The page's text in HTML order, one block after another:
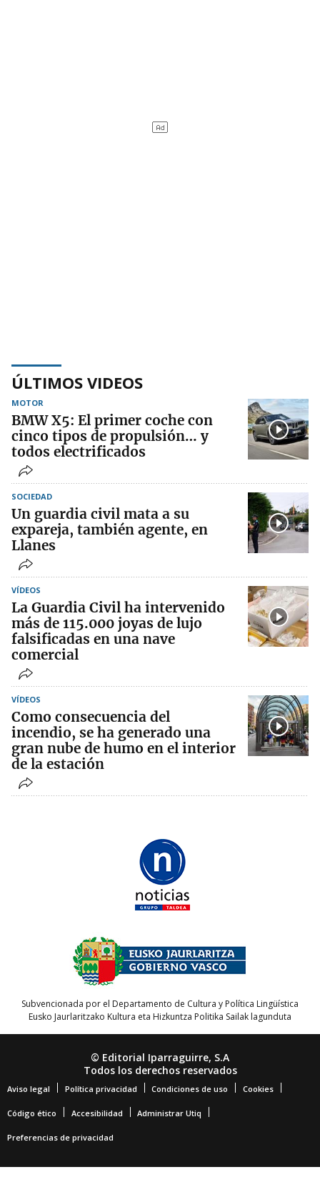
ÚLTIMOS VIDEOS
MOTOR
BMW X5: El primer coche con
cinco tipos de propulsión… y
todos electrificados
SOCIEDAD
Un guardia civil mata a su
expareja, también agente, en
Llanes
VÍDEOS
La Guardia Civil ha intervenido
más de 115.000 joyas de lujo
falsificadas en una nave
comercial
VÍDEOS
Como consecuencia del
incendio, se ha generado una
gran nube de humo en el interior
de la estación
Subvencionada por el Departamento de Cultura y Política Lingüística
Eusko Jaurlaritzako Kultura eta Hizkuntza Politika Sailak lagunduta
© Editorial Iparraguirre, S.A
Todos los derechos reservados
Aviso legal Política privacidad Condiciones de uso Cookies
Código ético Accesibilidad Administrar Utiq
Preferencias de privacidad